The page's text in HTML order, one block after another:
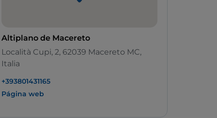
Altiplano de Macereto
Località Cupi, 2, 62039 Macereto MC,
Italia
+393801431165
Página web